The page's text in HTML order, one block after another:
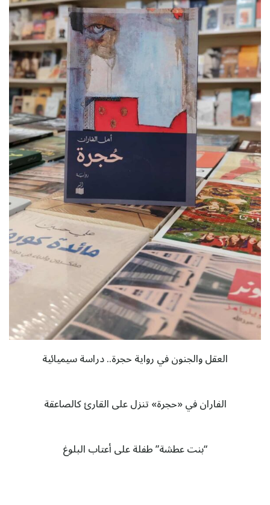
العقل والجنون في رواية حجرة.. دراسة سيميائية
الفاران في «حجرة» تنزل على القارئ كالصاعقة
“بنت عطشة” طفلة على أعتاب البلوغ